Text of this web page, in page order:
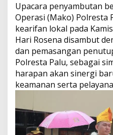
i
k
a
n
a
r
i
R
o
e
n
a
Upacara penyambutan
Operasi (Mako) Polresta
kearifan lokal pada
Hari Rosena disambut
dan pemasangan
Polresta Palu, sebagai
harapan akan sinergi
keamanan serta